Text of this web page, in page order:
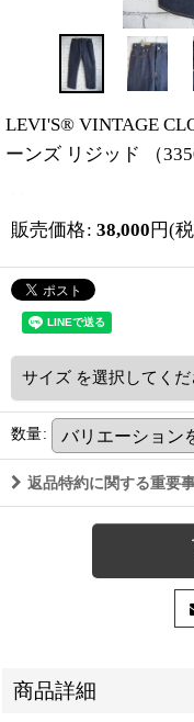
LEVI'S® VINTAGE
ーンズ リジッド （
販売価格: 38,000 円(
サイズ を選択してくだ
数量:
返品特約に関する重要
商品詳細